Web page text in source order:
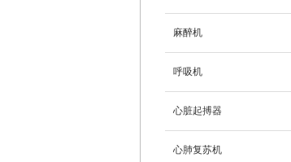
麻醉机
呼吸机
心脏起搏器
心肺复苏机